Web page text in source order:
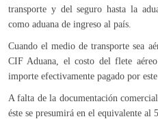
transporte y del seguro hasta la
como aduana de ingreso al país.
Cuando el medio de transporte sea
CIF Aduana, el costo del flete
importe efectivamente pagado por este
A falta de la documentación
éste se presumirá en el equivalente al